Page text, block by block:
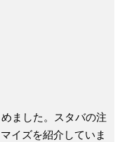
ました。 スタバの注
イズを紹介 していま